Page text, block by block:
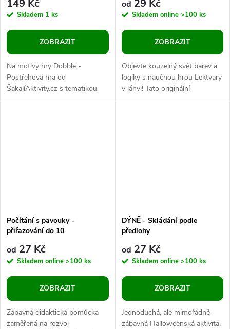
149 Kč
Skladem 1 ks
ZOBRAZIT
Na motivy hry Dobble -
Postřehová hra od
ŠakalíAktivity.cz s tematikou
Čarodějnic pro děti od věku tří
od 29 Kč
Skladem online >100 ks
ZOBRAZIT
Objevte kouzelný svět barev a
logiky s naučnou hrou Lektvary
v láhvi! Tato originální
didaktická pomůcka přináší
Počítání s pavouky -
přiřazování do 10
od 27 Kč
Skladem online >100 ks
ZOBRAZIT
Zábavná didaktická pomůcka
zaměřená na rozvoj
DÝNĚ - Skládání podle
předlohy
od 27 Kč
Skladem online >100 ks
ZOBRAZIT
Jednoduchá, ale mimořádně
zábavná Halloweenská aktivita,